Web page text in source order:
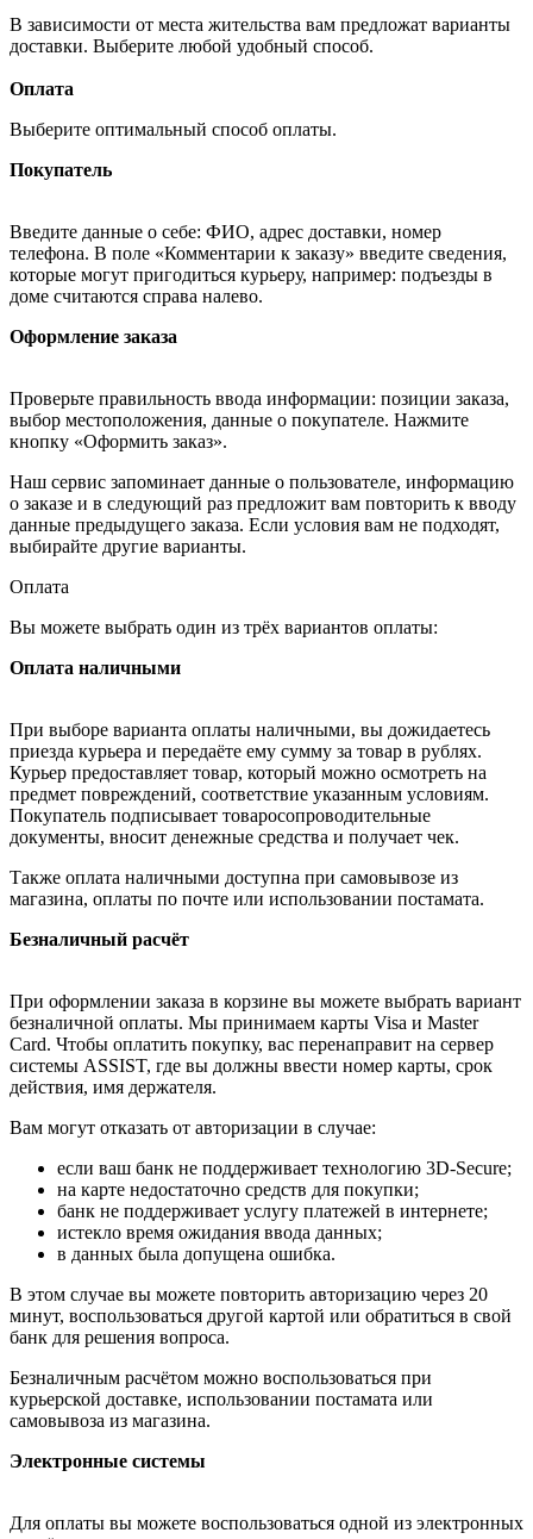
В зависимости от места жительства вам предложат варианты
доставки. Выберите любой удобный способ.
Оплата
Выберите оптимальный способ оплаты.
Покупатель
Введите данные о себе: ФИО, адрес доставки, номер
телефона. В поле «Комментарии к заказу» введите сведения,
которые могут пригодиться курьеру, например: подъезды в
доме считаются справа налево.
Оформление заказа
Проверьте правильность ввода информации: позиции заказа,
выбор местоположения, данные о покупателе. Нажмите
кнопку «Оформить заказ».
Наш сервис запоминает данные о пользователе, информацию
о заказе и в следующий раз предложит вам повторить к вводу
данные предыдущего заказа. Если условия вам не подходят,
выбирайте другие варианты.
Оплата
Вы можете выбрать один из трёх вариантов оплаты:
Оплата наличными
При выборе варианта оплаты наличными, вы дожидаетесь
приезда курьера и передаёте ему сумму за товар в рублях.
Курьер предоставляет товар, который можно осмотреть на
предмет повреждений, соответствие указанным условиям.
Покупатель подписывает товаросопроводительные
документы, вносит денежные средства и получает чек.
Также оплата наличными доступна при самовывозе из
магазина, оплаты по почте или использовании постамата.
Безналичный расчёт
При оформлении заказа в корзине вы можете выбрать вариант
безналичной оплаты. Мы принимаем карты Visa и Master
Card. Чтобы оплатить покупку, вас перенаправит на сервер
системы ASSIST, где вы должны ввести номер карты, срок
действия, имя держателя.
Вам могут отказать от авторизации в случае:
если ваш банк не поддерживает технологию 3D-Secure;
на карте недостаточно средств для покупки;
банк не поддерживает услугу платежей в интернете;
истекло время ожидания ввода данных;
в данных была допущена ошибка.
В этом случае вы можете повторить авторизацию через 20
минут, воспользоваться другой картой или обратиться в свой
банк для решения вопроса.
Безналичным расчётом можно воспользоваться при
курьерской доставке, использовании постамата или
самовывоза из магазина.
Электронные системы
Для оплаты вы можете воспользоваться одной из электронных